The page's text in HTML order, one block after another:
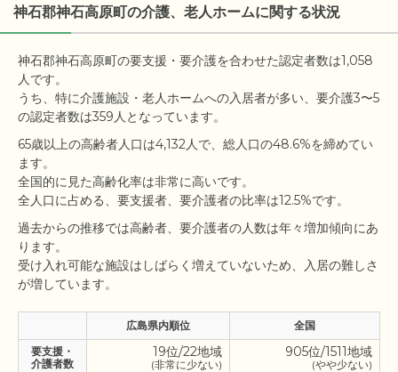
神石郡神石高原町の介護、老人ホームに関する状況
神石郡神石高原町の要支援・要介護を合わせた認定者数は1,058
人です。
うち、特に介護施設・老人ホームへの入居者が多い、要介護3〜5
65歳以上の高齢者人口は4,132人で、総人口の48.6%を締めてい
ます。
全国的に見た高齢化率は非常に高いです。
過去からの推移では高齢者、要介護者の人数は年々増加傾向にあ
ります。
受け入れ可能な施設はしばらく増えていないため、入居の難しさ
広島県内順位
全国
要支援・
介護者数
19位/22地域
(非常に少ない)
905位/1511地域
(やや少ない)